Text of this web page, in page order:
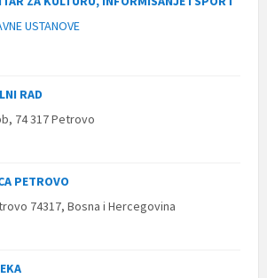
USTANOVE
RAD
74 317 Petrovo
PETROVO
74317, Bosna i Hercegovina